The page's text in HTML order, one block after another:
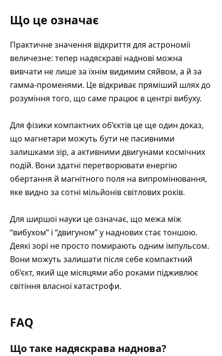
Що це означає
Практичне значення відкриття для астрономії
величезне: тепер надяскраві наднові можна
вивчати не лише за їхнім видимим сяйвом, а й за
гамма-променями. Це відкриває пряміший шлях до
розуміння того, що саме працює в центрі вибуху.
Для фізики компактних об’єктів це ще один доказ,
що магнетари можуть бути не пасивними
залишками зір, а активними двигунами космічних
подій. Вони здатні перетворювати енергію
обертання й магнітного поля на випромінювання,
яке видно за сотні мільйонів світлових років.
Для ширшої науки це означає, що межа між
“вибухом” і “двигуном” у наднових стає тоншою.
Деякі зорі не просто помирають одним імпульсом.
Вони можуть залишати після себе компактний
об’єкт, який ще місяцями або роками підживлює
світіння власної катастрофи.
FAQ
Що таке надяскрава наднова?